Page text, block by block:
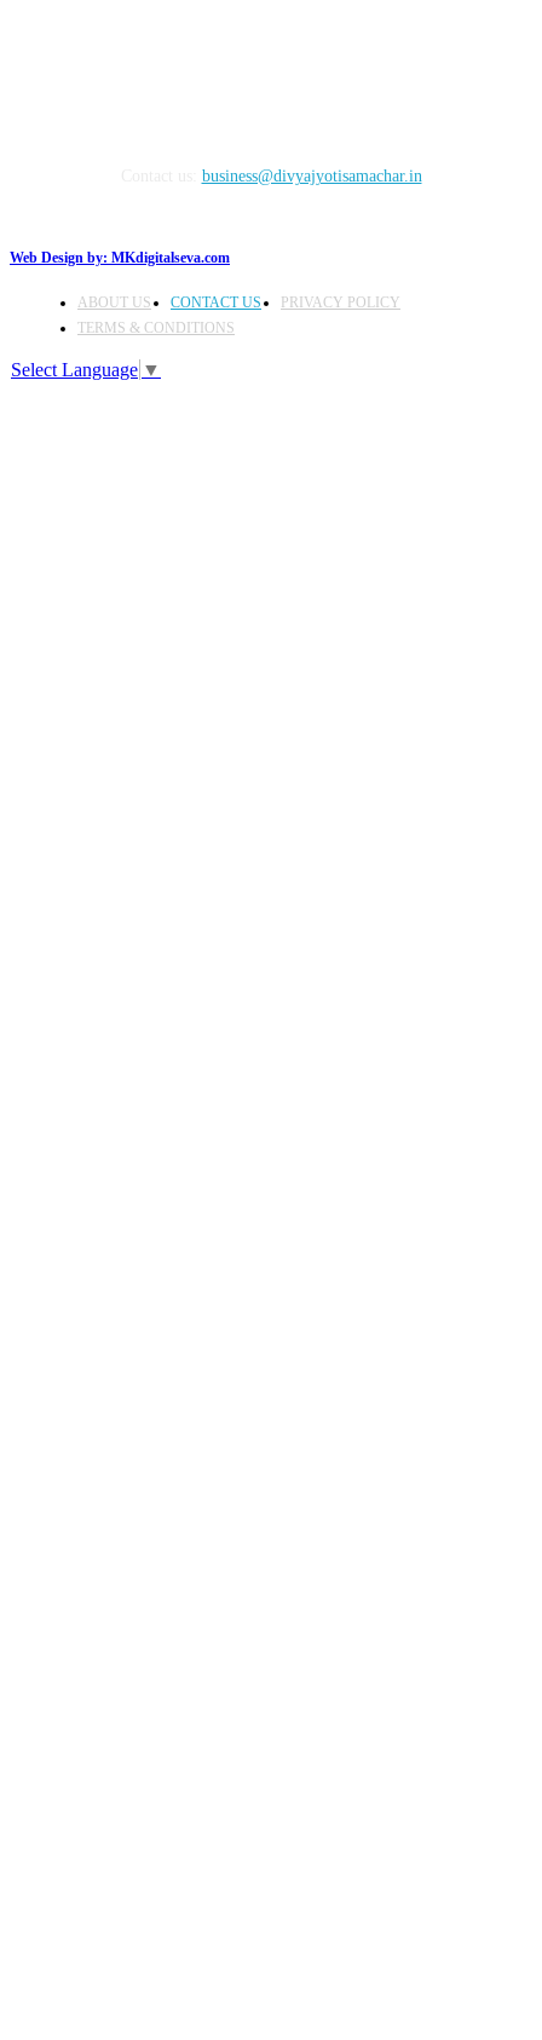
business@divyajyotisamachar.in
Web Design by: MKdigitalseva.com
ABOUT US CONTACT US
PRIVACY POLICY
TERMS & CONDITIONS
Select Language ▼